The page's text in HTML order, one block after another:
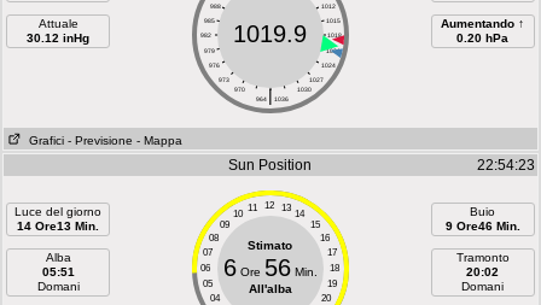
Attuale
30.12 inHg
982 1018
973 1027
988
1012
985
1015
979
1021
976
1024
970
1030
964
1036
|
1019.9
Aumentando ↑
0.20 hPa
Grafici - Previsione - Mappa
Sun Position 22:54:23
Luce del giorno
14 Ore13 Min.
Alba
05:51
Domani
12
11 13
10
14
09
15
08
16
07
17
06
18
05
19
04
20
Stimato
6Ore 56Min.
All'alba
Buio
9 Ore46 Min.
Tramonto
20:02
Domani